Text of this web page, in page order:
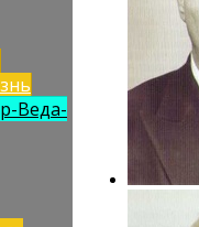
Веда-